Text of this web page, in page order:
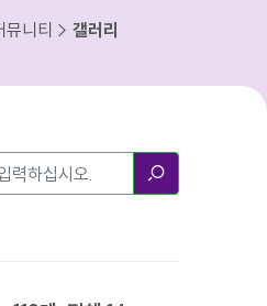
니티 > 갤러리